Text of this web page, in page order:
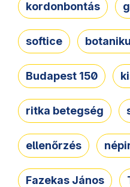
kordonbontás
softice
Budapest 150
ritka betegség
ellenőrzés
Fazekas János